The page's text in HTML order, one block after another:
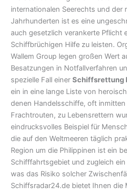
internationalen Seerechts und der
Jahrhunderten ist es eine
auch gesetzlich verankerte Pflicht
Schiffbrüchigen Hilfe zu leisten.
Wallem Group legen großen Wert
Besatzungen in Notfallverfahren
spezielle Fall einerSchiffsrettung
ein in eine lange Liste von
denen Handelsschiffe, oft inmitten
Frachtrouten, zu Lebensrettern
eindrucksvolles Beispiel für
die auf den Weltmeeren täglich
Region um die Philippinen ist ein
Schifffahrtsgebiet und zugleich
was das Risiko solcher
Schiffsradar24.de bietet Ihnen die